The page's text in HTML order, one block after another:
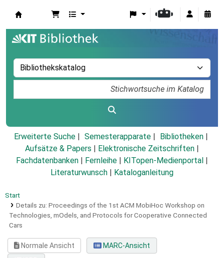
Erweiterte Suche Semesterapparate
Bibliotheken
Aufsätze & Papers
Elektronische Zeitschriften
Fachdatenbanken
Fernleihe KITopen-Medienportal
Literaturwunsch
Kataloganleitung
Start
Details zu: Proceedings of the 1st ACM MobiHoc Workshop on
Technologies, mOdels, and Protocols for Cooperative Connected
Cars
Normale Ansicht
MARC-Ansicht